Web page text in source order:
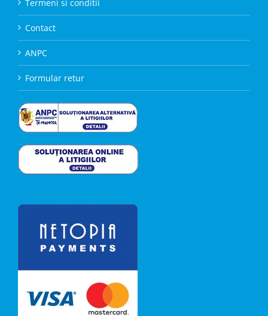
Termeni si conditii
Contact
ANPC
Formular retur